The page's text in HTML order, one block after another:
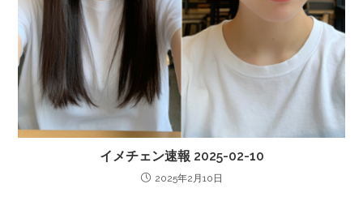
イメチェン速報 2025-02-10
2025年2月10日